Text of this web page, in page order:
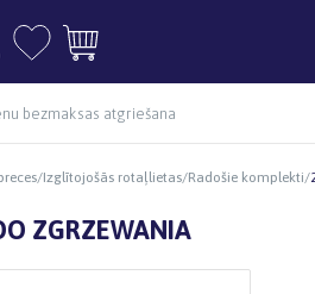
bezmaksas atgriešana
/Izglītojošās rotaļlietas/Radošie komplekti/
ZGRZEWANIA